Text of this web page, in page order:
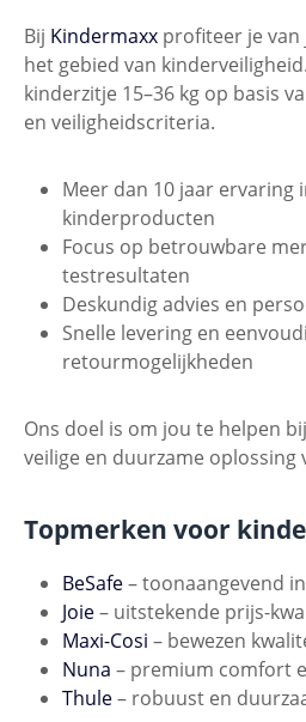
Bij Kindermaxx profiteer je
het gebied van
kinderzitje 15–36 kg op basis
en veiligheidscriteria.
Meer dan 10 jaar ervaring
kinderproducten
Focus op betrouwbare
testresultaten
Deskundig advies en
Snelle levering en
retourmogelijkheden
Ons doel is om jou te helpen
veilige en duurzame oplossing
Topmerken voor
BeSafe– toonaangevend
Joie– uitstekende prijs-
Maxi-Cosi – bewezen
Nuna – premium comfort
Thule– robuust en